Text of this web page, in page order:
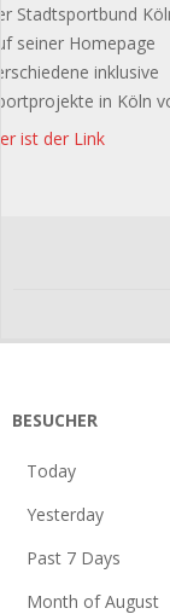
Stadtsportbund
seiner Homepage
inklusive
in Köln
ist der Link
BESUCHER
Today
Yesterday
Past 7 Days
Month of August